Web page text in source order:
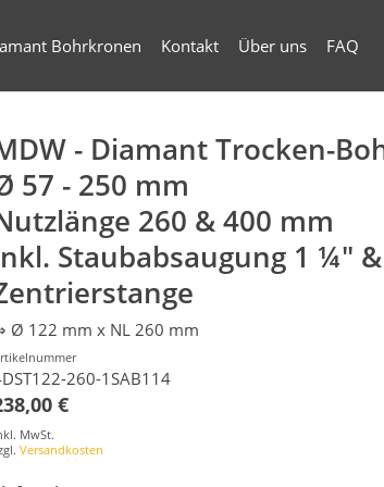
Bohrkronen Kontakt Über uns FAQ
- Diamant Trocken-
57 - 250 mm
260 & 400 mm
Staubabsaugung 1 ¼" &
Ø 122 mm x NL 260 mm
260-1SAB114
€
MwSt.
Versandkosten